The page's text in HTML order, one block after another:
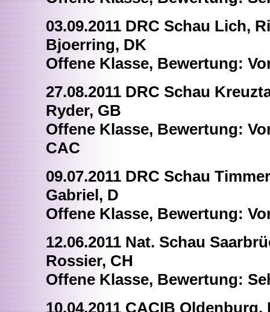
03.09.2011 DRC Schau Lich,
Bjoerring, DK
Offene Klasse, Bewertung:
27.08.2011 DRC Schau
Ryder, GB
Offene Klasse, Bewertung:
CAC
09.07.2011 DRC Schau
Gabriel, D
Offene Klasse, Bewertung:
12.06.2011 Nat. Schau
Rossier, CH
Offene Klasse, Bewertung:
10.04.2011 CACIB